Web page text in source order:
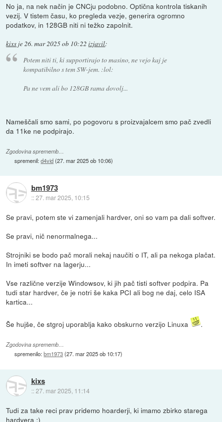
No ja, na nek način je CNCju podobno. Optična kontrola tiskanih
vezij. V tistem času, ko pregleda vezje, generira ogromno
podatkov, in 128GB niti ni težko zapolnit.
kixs je26. mar 2025 ob 10:22 izjavil:
Potem niti ti, ki supportirajo to masino, ne vejo kaj je
kompatibilno s tem SW-jem. :lol:
Pa ne vem ali bo 128GB rama dovolj...
Nameščali smo sami, po pogovoru s proizvajalcem smo pač zvedli
da 11ke ne podpirajo.
Zgodovina sprememb…
spremenil:d4vid(27. mar 2025 ob 10:06)
bm1973
::27. mar 2025, 10:15
Se pravi, potem ste vi zamenjali hardver, oni so vam pa dali softver.
Se pravi, nič nenormalnega...
Strojniki se bodo pač morali nekaj naučiti o IT, ali pa nekoga plačat.
In imeti softver na lagerju...
Vse različne verzije Windowsov, ki jih pač tisti softver podpira. Pa
tudi star hardver, če je notri še kaka PCI ali bog ne daj, celo ISA
kartica...
Še hujše, če stgroj uporablja kako obskurno verzijo Linuxa .
Zgodovina sprememb…
spremenilo:bm1973(27. mar 2025 ob 10:17)
kixs
::27. mar 2025, 11:14
Tudi za take reci prav pridemo hoarderji, ki imamo zbirko starega
hardvera :)